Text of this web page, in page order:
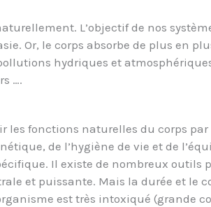
L’objectif de nos
Or, le corps absorbe de plus en
hydriques et
….
les fonctions naturelles du corps par
de l’hygiène de vie et de
Il existe de nombreux outils
et puissante. Mais la durée et le
est très intoxiqué (grande